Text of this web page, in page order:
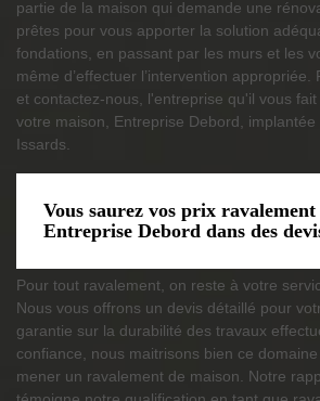
partie de la maison qui demande une
prêtes pour vous apporter la solution
fondations, en passant par les murs et les
même d’effectuer l’intervention
et contactez-nous, l'entreprise qu'il vous
votre maison, Entreprise Debord,
Issards.
Vous saurez vos prix ravalement
Entreprise Debord dans des
Pour tout ravalement, on reste à votre
Nous vous offrons un devis détaillé pour
garantie sur la durabilité des travaux
confiance, nous maitrisons bien ce
mener un ravalement de maison. Notre